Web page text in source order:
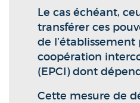
Le cas échéant,
transférer ces
de
coopération
(EPCI) dont
Cette mesure de